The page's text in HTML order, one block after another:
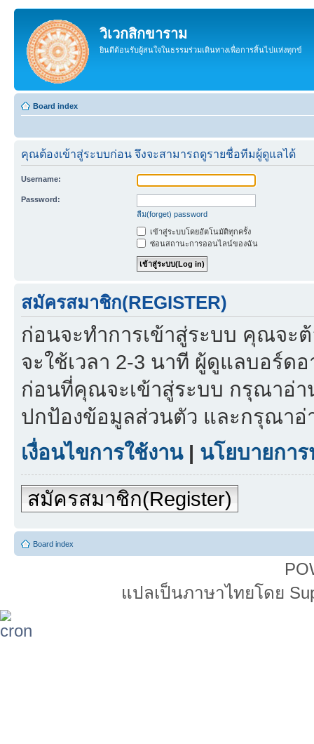
วิเวกสิกขาราม
ยินดีต้อนรับผู้สนใจในธรรมร่วมเดินทางเพื่อการสิ้นไปแห่งทุกข์
Board index
คุณต้องเข้าสู่ระบบก่อน จึงจะสามารถดูรายชื่อทีมผู้ดูแลได้
Username:
Password:
ลืม(forget) password
เข้าสู่ระบบโดยอัตโนมัติทุกครั้ง
ซ่อนสถานะการออนไลน์ของฉัน
สมัครสมาชิก(REGISTER)
ก่อนจะทำการเข้าสู่ระบบ คุณจะ
จะใช้เวลา 2-3 นาที ผู้ดูแลบอร์ด
ก่อนที่คุณจะเข้าสู่ระบบ กรุณาอ่า
ปกป้องข้อมูลส่วนตัว และกรุณาอ่
เงื่อนไขการใช้งาน| นโยบายกา
สมัครสมาชิก(Register)
Board index
แปลเป็นภาษาไทยโดย